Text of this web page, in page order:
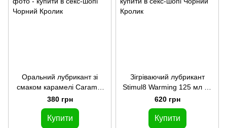
Оральний лубрикант зі
смаком карамелі Caramel
50 мл від Stimul8
380 грн
Купити
Зігріваючий лубрикант
Stimul8 Warming 125 мл на
водній основі
620 грн
Купити